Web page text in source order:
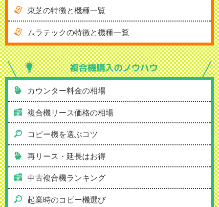
東芝の特徴と機種一覧
ムラテックの特徴と機種一覧
複合機購入のノウハウ
カウンター料金の相場
複合機リース価格の相場
コピー機を選ぶコツ
再リース・延長はお得
中古複合機ランキング
起業時のコピー機選び